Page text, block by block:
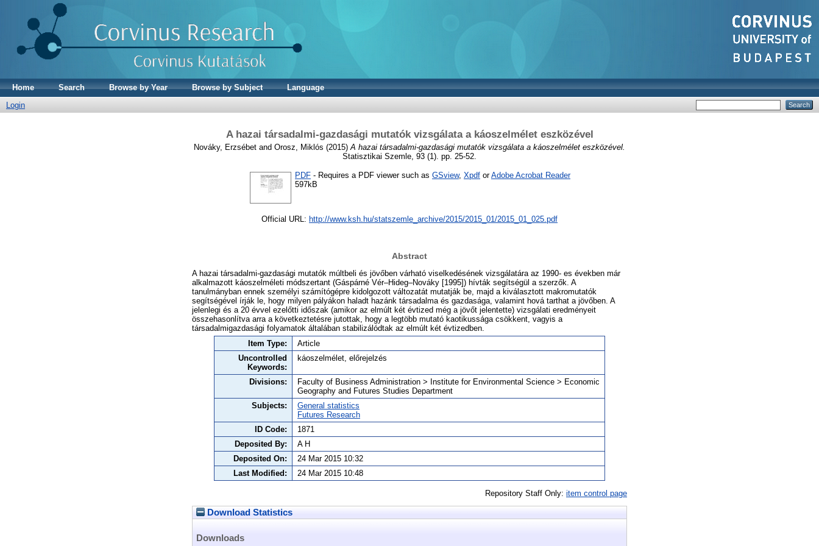
Home Search Browse by Year Browse by Subject
Language
Login
A hazai társadalmi-gazdasági mutatók vizsgálata a káoszelmélet eszközével
Nováky, Erzsébet and Orosz, Miklós (2015) A hazai társadalmi-gazdasági mutatók vizsgálata a káoszelmélet eszközével.
Statisztikai Szemle, 93 (1). pp. 25-52.
PDF - Requires a PDF viewer such as GSview, Xpdf orAdobe Acrobat Reader
597kB
Official URL: http://www.ksh.hu/statszemle_archive/2015/2015_01/2015_01_025.pdf
Abstract
A hazai társadalmi-gazdasági mutatók múltbeli és jövőben várható viselkedésének vizsgálatára az 1990- es években már
alkalmazott káoszelméleti módszertant (Gáspárné Vér–Hideg–Nováky [1995]) hívták segítségül a szerzők. A
tanulmányban ennek személyi számítógépre kidolgozott változatát mutatják be, majd a kiválasztott makromutatók
segítségével írják le, hogy milyen pályákon haladt hazánk társadalma és gazdasága, valamint hová tarthat a jövőben. A
jelenlegi és a 20 évvel ezelőtti időszak (amikor az elmúlt két évtized még a jövőt jelentette) vizsgálati eredményeit
összehasonlítva arra a következtetésre jutottak, hogy a legtöbb mutató kaotikussága csökkent, vagyis a
társadalmigazdasági folyamatok általában stabilizálódtak az elmúlt két évtizedben.
Item Type:
Article
Uncontrolled
Keywords:
káoszelmélet, előrejelzés
Divisions:
Faculty of Business Administration > Institute for Environmental Science > Economic
Geography and Futures Studies Department
Subjects:
General statistics
Futures Research
ID Code:
1871
Deposited By:
A H
Deposited On:
24 Mar 2015 10:32
Last Modified:
24 Mar 2015 10:48
Repository Staff Only: item control page
Download Statistics
Downloads